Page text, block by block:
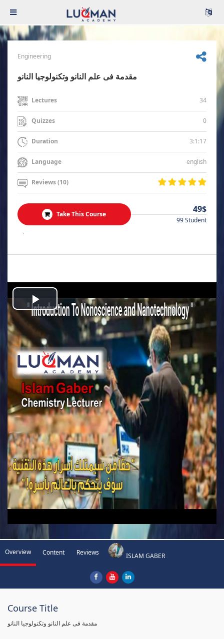
Engineering
مقدمة فى علم النانو وتكنولوجيا النانو
Lectures 34
Quizzes 0
Duration 3:1:17
Language english
Reviews (10)
Take This Course 49$
99 Student
.
Play
Video
Overview Content Reviews ISLAM GABER
Course Title
مقدمة فى علم النانو وتكنولوجيا النانو